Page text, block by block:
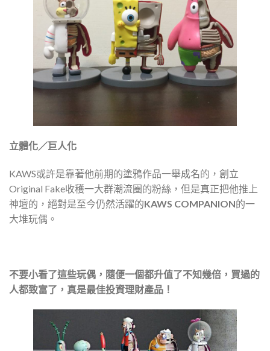
立體化／巨人化
KAWS或許是靠著他前期的塗鴉作品一舉成名的，創立
Original Fake收穫一大群潮流圈的粉絲，但是真正把他推上
神壇的，絕對是至今仍然活躍的KAWS COMPANION的一
大堆玩偶。
不要小看了這些玩偶，隨便一個都升值了不知幾倍，買過的
人都致富了，真是最佳投資理財產品！